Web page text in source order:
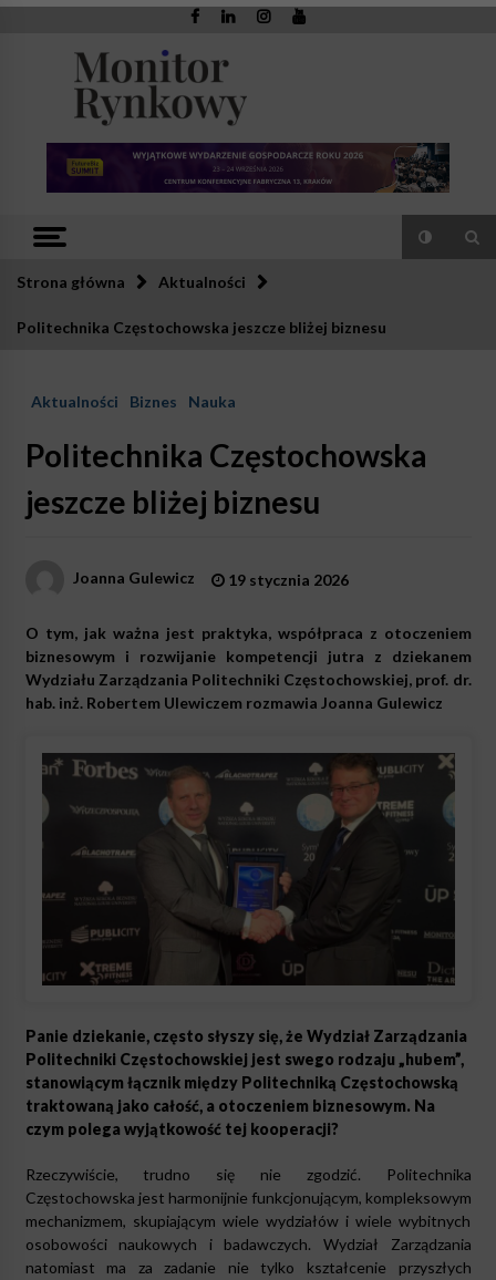
Skip
Monitor
Rynkowy
Strona główna Aktualności
Politechnika Częstochowska jeszcze bliżej biznesu
Aktualności Biznes Nauka
Politechnika Częstochowska
jeszcze bliżej biznesu
Joanna Gulewicz 19 stycznia 2026
O tym, jak ważna jest praktyka, współpraca z otoczeniem
biznesowym i rozwijanie kompetencji jutra z dziekanem
Wydziału Zarządzania Politechniki Częstochowskiej, prof. dr.
hab. inż. Robertem Ulewiczem rozmawia Joanna Gulewicz
Panie dziekanie, często słyszy się, że Wydział Zarządzania
Politechniki Częstochowskiej jest swego rodzaju „hubem”,
stanowiącym łącznik między Politechniką Częstochowską
traktowaną jako całość, a otoczeniem biznesowym. Na
czym polega wyjątkowość tej kooperacji?
Rzeczywiście, trudno się nie zgodzić. Politechnika
Częstochowska jest harmonijnie funkcjonującym, kompleksowym
mechanizmem, skupiającym wiele wydziałów i wiele wybitnych
osobowości naukowych i badawczych. Wydział Zarządzania
natomiast ma za zadanie nie tylko kształcenie przyszłych